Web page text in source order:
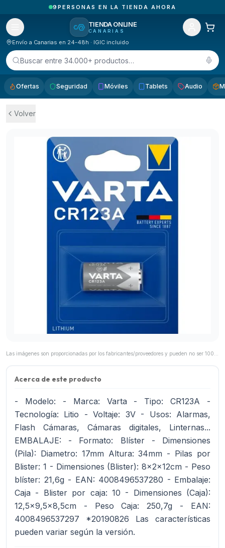
PEDIDOS RECIBIDOS HOY EN CANARIAS
TIENDA ONLINE
CANARIAS
Envío a Canarias en 24-48h · IGIC incluido
Buscar entre 34.000+ productos…
Ofertas Seguridad Móviles Tablets Audio
Volver
Acerca de este producto
- Modelo: - Marca: Varta - Tipo: CR123A -
Tecnología: Litio - Voltaje: 3V - Usos: Alarmas,
Flash Cámaras, Cámaras digitales, Linternas...
EMBALAJE: - Formato: Blíster - Dimensiones
(Pila): Diametro: 17mm Altura: 34mm - Pilas por
Blister: 1 - Dimensiones (Blister): 8x2x12cm - Peso
blíster: 21,6g - EAN: 4008496537280 - Embalaje:
Caja - Blister por caja: 10 - Dimensiones (Caja):
12,5x9,5x8,5cm - Peso Caja: 250,7g - EAN:
4008496537297 *20190826 Las características
pueden variar según la versión.